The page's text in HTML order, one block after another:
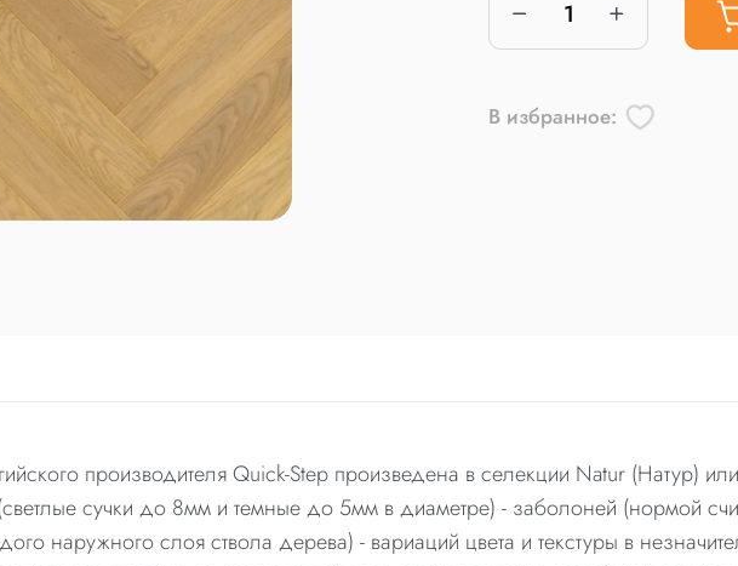
В избранное:
производителя Quick-Step произведена в селекции Natur (Натур) или
сучки до 8мм и темные до 5мм в диаметре) - заболоней (нормой
наружного слоя ствола дерева) - вариаций цвета и текстуры в